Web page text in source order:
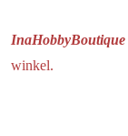
InaHobbyBoutique
winkel.